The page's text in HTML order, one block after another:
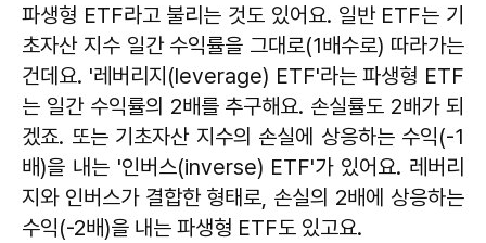
파생형 ETF라고 불리는 것도 있어요. 일반 ETF는 기
초자산 지수 일간 수익률을 그대로(1배수로) 따라가는
건데요. '레버리지(leverage) ETF'라는 파생형 ETF
는 일간 수익률의 2배를 추구해요. 손실률도 2배가 되
겠죠. 또는 기초자산 지수의 손실에 상응하는 수익(-1
배)을 내는 '인버스(inverse) ETF'가 있어요. 레버리
지와 인버스가 결합한 형태로, 손실의 2배에 상응하는
수익(-2배)을 내는 파생형 ETF도 있고요.